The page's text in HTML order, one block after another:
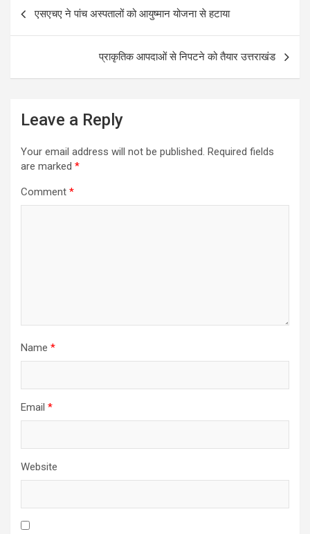
o
A
p
p
navigation
एसएचए ने पांच अस्पतालों को आयुष्मान योजना से हटाया
प्राकृतिक आपदाओं से निपटने को तैयार उत्तराखंड
Leave a Reply
Your email address will not be published. Required fields
are marked *
Comment *
Name *
Email *
Website